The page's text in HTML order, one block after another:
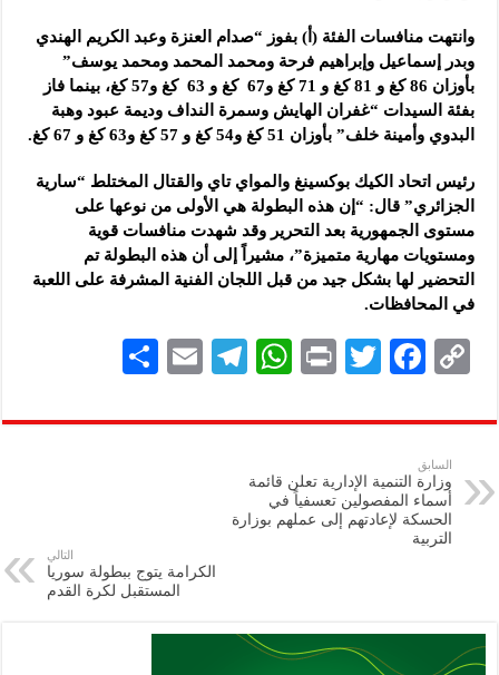
وانتهت منافسات الفئة (أ) بفوز “صدام العنزة وعبد الكريم الهندي
وبدر إسماعيل وإبراهيم فرحة ومحمد المحمد ومحمد يوسف”
بأوزان 86 كغ و 81 كغ و 71 كغ و67 كغ و 63 كغ و57 كغ، بينما فاز
بفئة السيدات “غفران الهايش وسمرة النداف وديمة عبود وهبة
البدوي وأمينة خلف” بأوزان 51 كغ و54 كغ و 57 كغ و63 كغ و 67 كغ.
رئيس اتحاد الكيك بوكسينغ والمواي تاي والقتال المختلط “سارية
الجزائري” قال: “إن هذه البطولة هي الأولى من نوعها على
مستوى الجمهورية بعد التحرير وقد شهدت منافسات قوية
ومستويات مهارية متميزة”، مشيراً إلى أن هذه البطولة تم
التحضير لها بشكل جيد من قبل اللجان الفنية المشرفة على اللعبة
في المحافظات.
C
p
y
Li
n
F
eb
k
T
tt
P
nt
W
at
A
p
Te
gr
E
ai
ar
السابق
وزارة التنمية الإدارية تعلن قائمة
أسماء المفصولين تعسفياً في
الحسكة لإعادتهم إلى عملهم بوزارة
التربية
التالي
الكرامة يتوج ببطولة سوريا
المستقبل لكرة القدم